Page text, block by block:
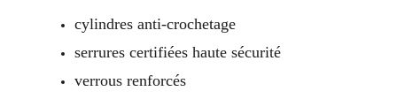
cylindres anti-crochetage
serrures certifiées haute sécurité
verrous renforcés